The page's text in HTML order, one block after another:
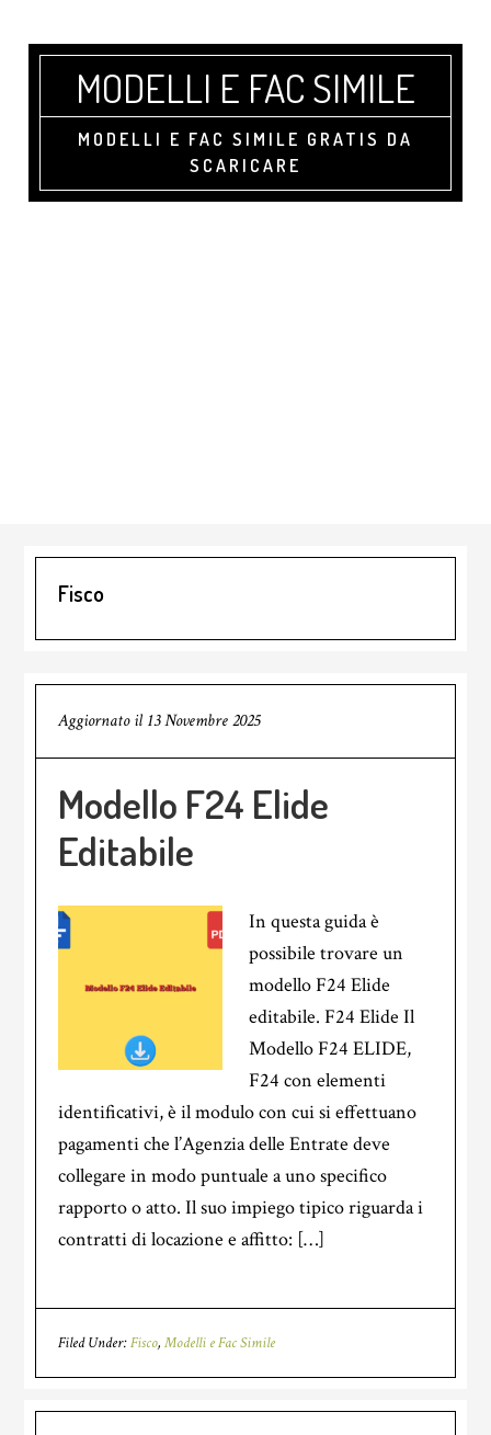
primary
footer
MODELLI E FAC SIMILE
MODELLI E FAC SIMILE GRATIS DA
SCARICARE
Fisco
Aggiornato il 13 Novembre 2025
Modello F24 Elide
Editabile
In questa guida è
possibile trovare un
modello F24 Elide
editabile. F24 Elide Il
Modello F24 ELIDE,
F24 con elementi
identificativi, è il modulo con cui si effettuano
pagamenti che l’Agenzia delle Entrate deve
collegare in modo puntuale a uno specifico
rapporto o atto. Il suo impiego tipico riguarda i
contratti di locazione e affitto: […]
Filed Under:Fisco,Modelli e Fac Simile